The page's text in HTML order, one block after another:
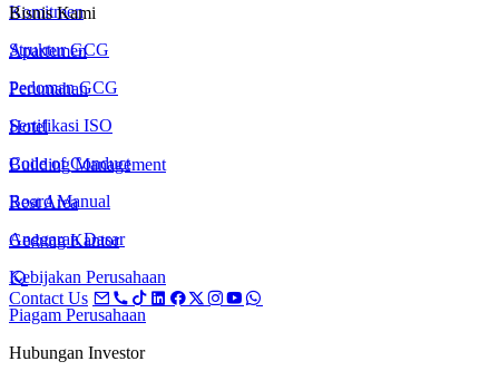
Komitmen
Struktur GCG
Pedoman GCG
Sertifikasi ISO
Code of Conduct
Board Manual
Anggaran Dasar
Kebijakan Perusahaan
Piagam Perusahaan
Hubungan Investor
Bisnis Kami
Apartemen
Perumahan
Hotel
Building Management
Rest Area
Gedung Kantor
Contact Us